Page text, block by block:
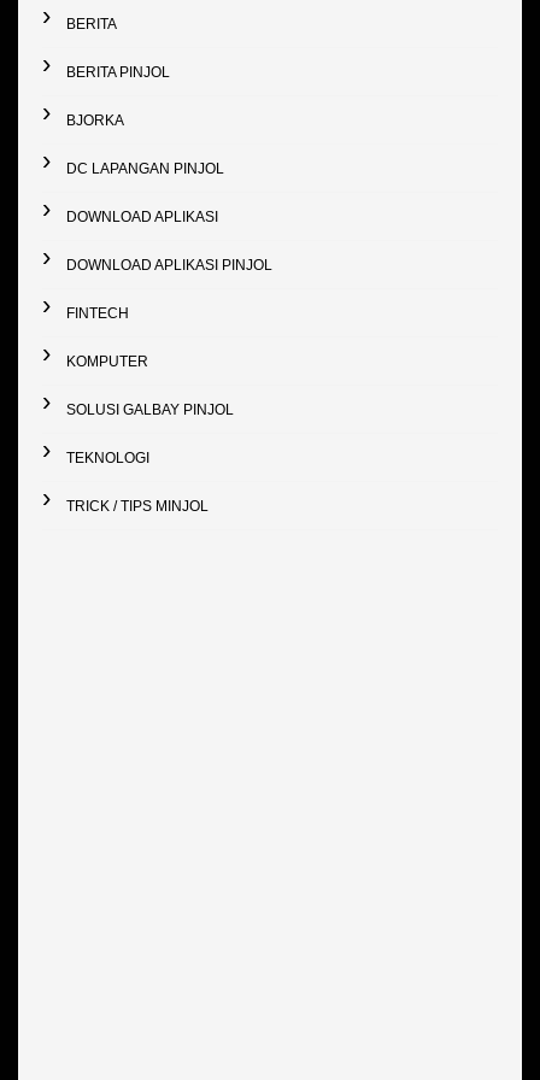
BERITA
BERITA PINJOL
BJORKA
DC LAPANGAN PINJOL
DOWNLOAD APLIKASI
DOWNLOAD APLIKASI PINJOL
FINTECH
KOMPUTER
SOLUSI GALBAY PINJOL
TEKNOLOGI
TRICK / TIPS MINJOL